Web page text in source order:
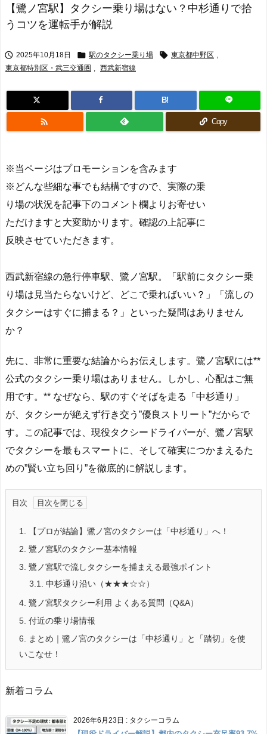
【鷺ノ宮駅】タクシー乗り場はない？中杉通りで拾
うコツを運転手が解説
 2025年10月18日  駅のタクシー乗り場  東京都中野区 ,
東京都特別区・武三交通圏 , 西武新宿線
B!
 Copy
※当ページはプロモーションを含みます
※どんな些細な事でも結構ですので、実際の乗
り場の状況を記事下のコメント欄よりお寄せい
ただけますと大変助かります。確認の上記事に
反映させていただきます。
西武新宿線の急行停車駅、鷺ノ宮駅。「駅前にタクシー乗
り場は見当たらないけど、どこで乗ればいい？」「流しの
タクシーはすぐに捕まる？」といった疑問はありません
か？
先に、非常に重要な結論からお伝えします。鷺ノ宮駅には**
公式のタクシー乗り場はありません。しかし、心配はご無
用です。** なぜなら、駅のすぐそばを走る「中杉通り」
が、タクシーが絶えず行き交う”優良ストリート”だからで
す。この記事では、現役タクシードライバーが、鷺ノ宮駅
でタクシーを最もスマートに、そして確実につかまえるた
めの”賢い立ち回り”を徹底的に解説します。
目次
1. 【プロが結論】鷺ノ宮のタクシーは「中杉通り」へ！
2. 鷺ノ宮駅のタクシー基本情報
3. 鷺ノ宮駅で流しタクシーを捕まえる最強ポイント
3.1. 中杉通り沿い（★★★☆☆）
4. 鷺ノ宮駅タクシー利用 よくある質問（Q&A）
5. 付近の乗り場情報
6. まとめ｜鷺ノ宮のタクシーは「中杉通り」と「踏切」を使
いこなせ！
新着コラム
2026年6月23日 : タクシーコラム